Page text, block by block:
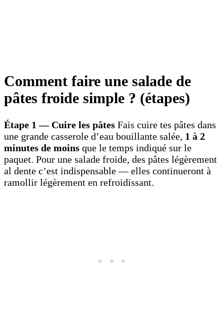
Comment faire une salade de
pâtes froide simple ? (étapes)
Étape 1 — Cuire les pâtes Fais cuire tes pâtes dans
une grande casserole d’eau bouillante salée, 1 à 2
minutes de moins que le temps indiqué sur le
paquet. Pour une salade froide, des pâtes légèrement
al dente c’est indispensable — elles continueront à
ramollir légèrement en refroidissant.